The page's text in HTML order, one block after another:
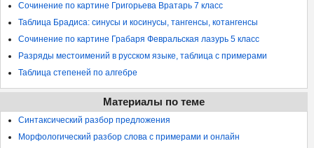
Сочинение по картине Григорьева Вратарь 7 класс
Таблица Брадиса: синусы и косинусы, тангенсы, котангенсы
Сочинение по картине Грабаря Февральская лазурь 5 класс
Разряды местоимений в русском языке, таблица с примерами
Таблица степеней по алгебре
Материалы по теме
Синтаксический разбор предложения
Морфологический разбор слова с примерами и онлайн